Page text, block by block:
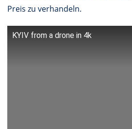
Preis zu verhandeln.
KYIV from a drone in 4k